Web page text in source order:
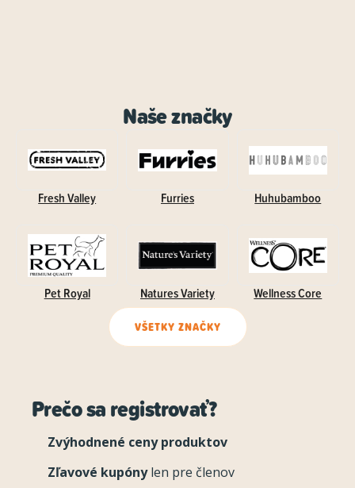
Naše značky
Fresh Valley Furries Huhubamboo
Pet Royal Natures Variety Wellness Core
VŠETKY ZNAČKY
Prečo sa registrovať?
Zvýhodnené ceny produktov
Zľavové kupónylen pre členov